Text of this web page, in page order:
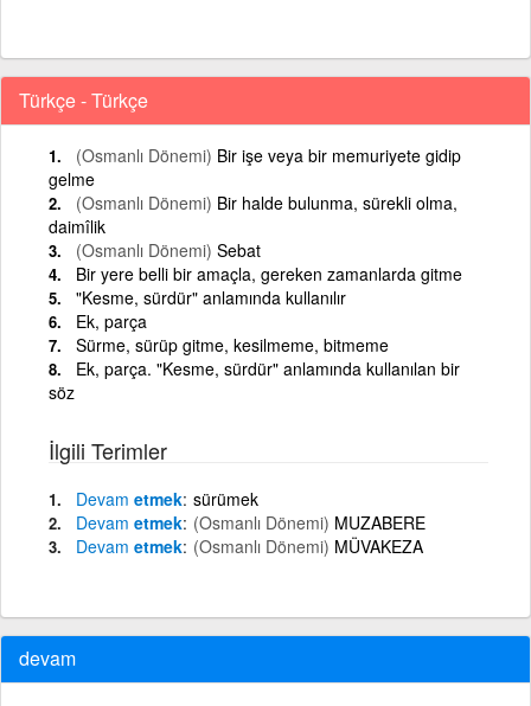
Türkçe - Türkçe
(Osmanlı Dönemi) Bir işe veya bir memuriyete gidip
gelme
(Osmanlı Dönemi) Bir halde bulunma, sürekli olma,
daimîlik
(Osmanlı Dönemi) Sebat
Bir yere belli bir amaçla, gereken zamanlarda gitme
"Kesme, sürdür" anlamında kullanılır
Ek, parça
Sürme, sürüp gitme, kesilmeme, bitmeme
Ek, parça. "Kesme, sürdür" anlamında kullanılan bir
söz
İlgili Terimler
Devam etmek sürümek
Devam etmek (Osmanlı Dönemi) MUZABERE
Devam etmek (Osmanlı Dönemi) MÜVAKEZA
devam